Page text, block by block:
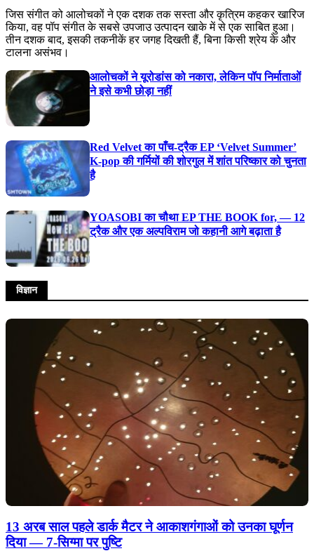
जिस संगीत को आलोचकों ने एक दशक तक सस्ता और कृत्रिम कहकर खारिज
किया, वह पॉप संगीत के सबसे उपजाउ उत्पादन खाके में से एक साबित हुआ।
तीन दशक बाद, इसकी तकनीकें हर जगह दिखती हैं, बिना किसी श्रेय के और
टालना असंभव।
आलोचकों ने यूरोडांस को नकारा, लेकिन पॉप निर्माताओं
ने इसे कभी छोड़ा नहीं
Red Velvet का पाँच-ट्रैक EP ‘Velvet Summer’
K-pop की गर्मियों की शोरगुल में शांत परिष्कार को चुनता
है
YOASOBI का चौथा EP THE BOOK for, — 12
ट्रैक और एक अल्पविराम जो कहानी आगे बढ़ाता है
विज्ञान
13 अरब साल पहले डार्क मैटर ने आकाशगंगाओं को उनका घूर्णन
दिया — 7-सिग्मा पर पुष्टि